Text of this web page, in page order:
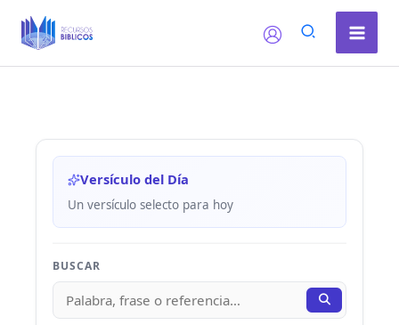
Versículo del Día
Un versículo selecto para hoy
BUSCAR